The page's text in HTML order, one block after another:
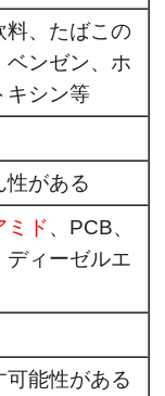
料、たばこの
ベンゼン、ホ
キシン等
性がある
ミド、PCB、
ディーゼルエ
可能性がある